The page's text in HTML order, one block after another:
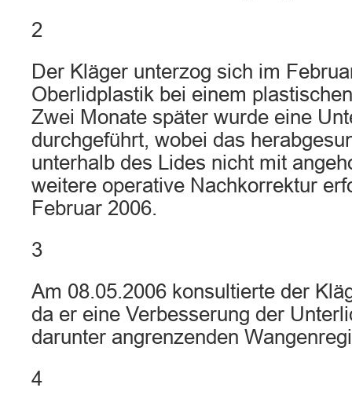
2
Der Kläger unterzog sich im
Oberlidplastik bei einem
Zwei Monate später wurde eine
durchgeführt, wobei das
unterhalb des Lides nicht mit
weitere operative Nachkorrektur
Februar 2006.
3
Am 08.05.2006 konsultierte der
da er eine Verbesserung der
darunter angrenzenden
4